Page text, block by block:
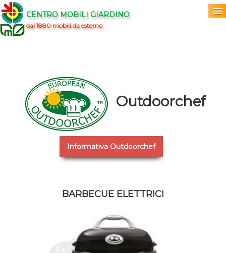
CENTRO MOBILI GIARDINO
dal 1880 mobili da esterno
Marchi ▼
Prodotti▼
Outdoorchef
Informativa Outdoorchef
BARBECUE ELETTRICI